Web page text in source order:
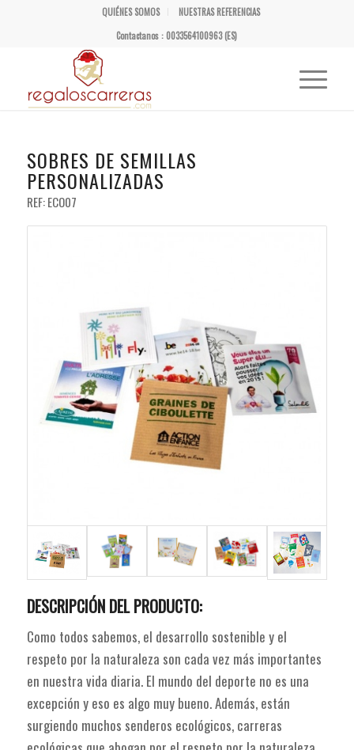
QUIÉNES SOMOS
NUESTRAS REFERENCIAS
Contactanos : 0033564100963 (ES)
SOBRES DE SEMILLAS
PERSONALIZADAS
REF: ECO07
DESCRIPCIÓN DEL PRODUCTO:
Como todos sabemos, el desarrollo sostenible y el
respeto por la naturaleza son cada vez más importantes
en nuestra vida diaria. El mundo del deporte no es una
excepción y eso es algo muy bueno. Además, están
surgiendo muchos senderos ecológicos, carreras